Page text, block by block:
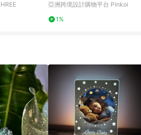
亞洲跨境設計購物平台 Pinkoi
1%